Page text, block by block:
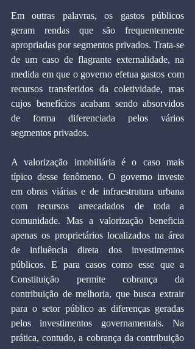
Em outras palavras, os gastos públicos
geram rendas que são frequentemente
apropriadas por segmentos privados. Trata-se
de um caso de flagrante externalidade, na
medida em que o governo efetua gastos com
recursos transferidos da coletividade, mas
cujos benefícios acabam sendo absorvidos
de forma diferenciada pelos vários
segmentos privados.
A valorização imobiliária é o caso mais
típico desse fenômeno. O governo investe
em obras viárias e de infraestrutura urbana
com recursos arrecadados de toda a
comunidade. Mas a valorização beneficia
apenas os proprietários localizados na área
de influência direta dos investimentos
públicos. E para casos como esse que a
Constituição permite cobrança da
contribuição de melhoria, que busca extrair
para o setor público as diferenças geradas
pelos investimentos governamentais. Na
prática, contudo, a cobrança da contribuição